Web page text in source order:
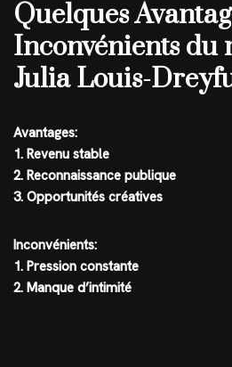
Quelques
Inconvénients du
Julia Louis-
Avantages:
1. Revenu stable
2. Reconnaissance publique
3. Opportunités créatives
Inconvénients:
1. Pression constante
2. Manque d’intimité